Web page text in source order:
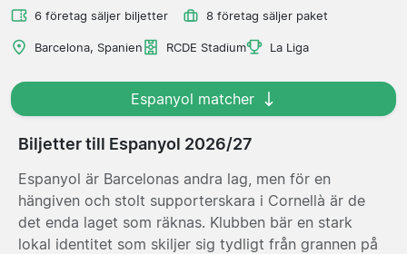
6 företag säljer biljetter 8 företag säljer paket
Barcelona, Spanien RCDE Stadium La Liga
Espanyol matcher
Biljetter till Espanyol 2026/27
Espanyol är Barcelonas andra lag, men för en
hängiven och stolt supporterskara i Cornellà är de
det enda laget som räknas. Klubben bär en stark
lokal identitet som skiljer sig tydligt från grannen på